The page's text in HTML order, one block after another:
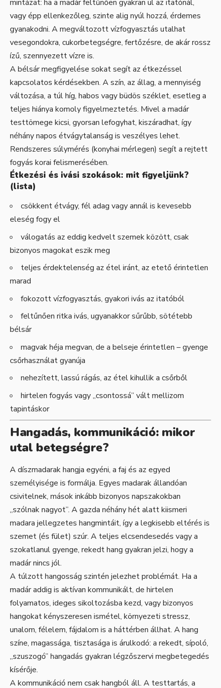
mintázat: ha a madár feltűnően gyakran ül az itatónál,
vagy épp ellenkezőleg, szinte alig nyúl hozzá, érdemes
gyanakodni. A megváltozott vízfogyasztás utalhat
vesegondokra, cukorbetegségre, fertőzésre, de akár rossz
ízű, szennyezett vízre is.
A bélsár megfigyelése sokat segít az étkezéssel
kapcsolatos kérdésekben. A szín, az állag, a mennyiség
változása, a túl híg, habos vagy büdös széklet, esetleg a
teljes hiánya komoly figyelmeztetés. Mivel a madár
testtömege kicsi, gyorsan lefogyhat, kiszáradhat, így
néhány napos étvágytalanság is veszélyes lehet.
Rendszeres súlymérés (konyhai mérlegen) segít a rejtett
fogyás korai felismerésében.
Étkezési és ivási szokások: mit figyeljünk?
(lista)
csökkent étvágy, fél adag vagy annál is kevesebb
eleség fogy el
válogatás az eddig kedvelt szemek között, csak
bizonyos magokat eszik meg
teljes érdektelenség az étel iránt, az etető érintetlen
marad
fokozott vízfogyasztás, gyakori ivás az itatóból
feltűnően ritka ivás, ugyanakkor sűrűbb, sötétebb
bélsár
magvak héja megvan, de a belseje érintetlen – gyenge
csőrhasználat gyanúja
nehezített, lassú rágás, az étel kihullik a csőrből
hirtelen fogyás vagy „csontossá” vált mellizom
tapintáskor
Hangadás, kommunikáció: mikor
utal betegségre?
A díszmadarak hangja egyéni, a faj és az egyed
személyisége is formálja. Egyes madarak állandóan
csivitelnek, mások inkább bizonyos napszakokban
„szólnak nagyot”. A gazda néhány hét alatt kiismeri
madara jellegzetes hangmintáit, így a legkisebb eltérés is
szemet (és fület) szúr. A teljes elcsendesedés vagy a
szokatlanul gyenge, rekedt hang gyakran jelzi, hogy a
madár nincs jól.
A túlzott hangosság szintén jelezhet problémát. Ha a
madár addig is aktívan kommunikált, de hirtelen
folyamatos, ideges sikoltozásba kezd, vagy bizonyos
hangokat kényszeresen ismétel, környezeti stressz,
unalom, félelem, fájdalom is a háttérben állhat. A hang
színe, magassága, tisztasága is árulkodó: a rekedt, sípoló,
„szuszogó” hangadás gyakran légzőszervi megbetegedés
kísérője.
A kommunikáció nem csak hangból áll. A testtartás, a